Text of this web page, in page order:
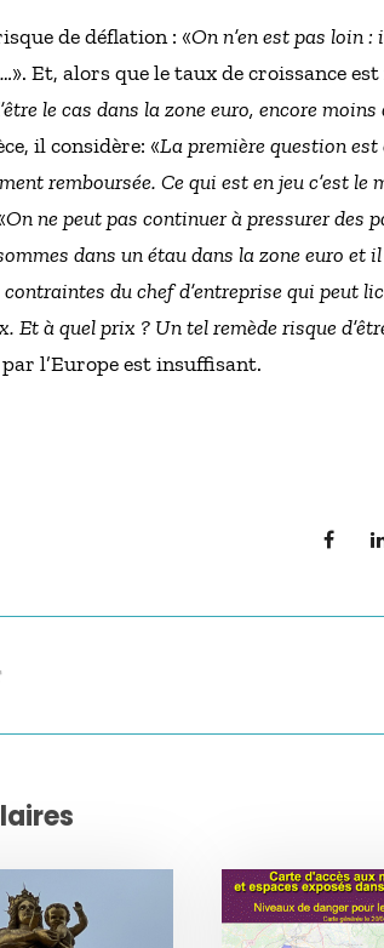
de déflation : «On n’en est pas loin
». Et, alors que le taux de croissance
le cas dans la zone euro, encore
il considère: «La première question est
remboursée. Ce qui est en jeu c’est
On ne peut pas continuer à pressurer des
dans un étau dans la zone euro
du chef d’entreprise qui peut
Et à quel prix ? Un tel remède risque
l’Europe est insuffisant.